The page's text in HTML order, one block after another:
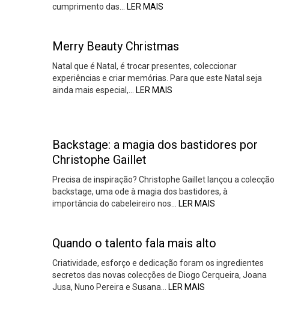
cumprimento das…
LER MAIS
Merry Beauty Christmas
Natal que é Natal, é trocar presentes, coleccionar
experiências e criar memórias. Para que este Natal seja
ainda mais especial,…
LER MAIS
Backstage: a magia dos bastidores por
Christophe Gaillet
Precisa de inspiração? Christophe Gaillet lançou a colecção
backstage, uma ode à magia dos bastidores, à
importância do cabeleireiro nos…
LER MAIS
Quando o talento fala mais alto
Criatividade, esforço e dedicação foram os ingredientes
secretos das novas colecções de Diogo Cerqueira, Joana
Jusa, Nuno Pereira e Susana…
LER MAIS